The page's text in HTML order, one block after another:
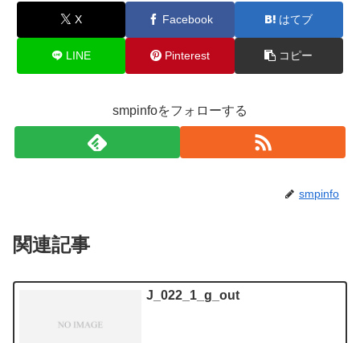
X Facebook はてブ
LINE Pinterest コピー
smpinfoをフォローする
smpinfo
関連記事
J_022_1_g_out